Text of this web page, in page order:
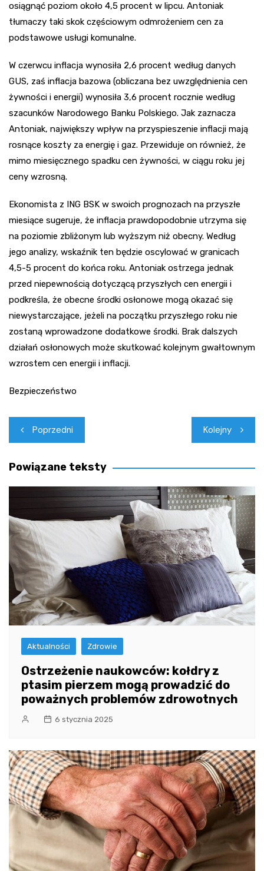
osiągnąć poziom około 4,5 procent w lipcu. Antoniak
tłumaczy taki skok częściowym odmrożeniem cen za
podstawowe usługi komunalne.
W czerwcu inflacja wynosiła 2,6 procent według danych
GUS, zaś inflacja bazowa (obliczana bez uwzględnienia cen
żywności i energii) wynosiła 3,6 procent rocznie według
szacunków Narodowego Banku Polskiego. Jak zaznacza
Antoniak, największy wpływ na przyspieszenie inflacji mają
rosnące koszty za energię i gaz. Przewiduje on również, że
mimo miesięcznego spadku cen żywności, w ciągu roku jej
ceny wzrosną.
Ekonomista z ING BSK w swoich prognozach na przyszłe
miesiące sugeruje, że inflacja prawdopodobnie utrzyma się
na poziomie zbliżonym lub wyższym niż obecny. Według
jego analizy, wskaźnik ten będzie oscylować w granicach
4,5-5 procent do końca roku. Antoniak ostrzega jednak
przed niepewnością dotyczącą przyszłych cen energii i
podkreśla, że obecne środki osłonowe mogą okazać się
niewystarczające, jeżeli na początku przyszłego roku nie
zostaną wprowadzone dodatkowe środki. Brak dalszych
działań osłonowych może skutkować kolejnym gwałtownym
wzrostem cen energii i inflacji.
Bezpieczeństwo
Nawigacja
wpisu
Poprzedni Kolejny
Powiązane teksty
Aktualności Zdrowie
Ostrzeżenie naukowców: kołdry z
ptasim pierzem mogą prowadzić do
poważnych problemów zdrowotnych
6 stycznia 2025